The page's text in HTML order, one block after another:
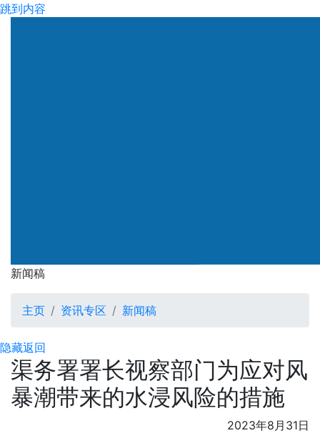
跳到内容
新闻稿
主页 资讯专区 新闻稿
隐藏返回
渠务署署长视察部门为应对风
暴潮带来的水浸风险的措施
2023年8月31日